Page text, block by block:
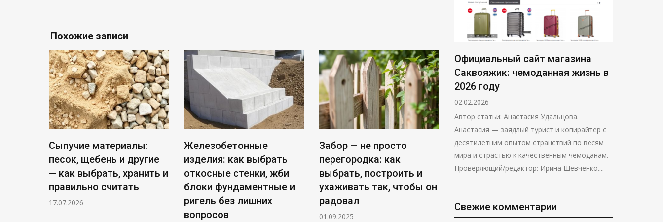
Похожие записи
Сыпучие материалы:
песок, щебень и другие
— как выбрать, хранить и
правильно считать
17.07.2026
Железобетонные
изделия: как выбрать
откосные стенки, жби
блоки фундаментные и
ригель без лишних
вопросов
Забор — не просто
перегородка: как
выбрать, построить и
ухаживать так, чтобы он
радовал
01.09.2025
Официальный сайт магазина
Саквояжик: чемоданная жизнь в
2026 году
02.02.2026
Автор статьи: Анастасия Удальцова.
Анастасия — заядлый турист и копирайтер с
десятилетним опытом странствий по весям
мира и страстью к качественным чемоданам.
Проверяющий/редактор: Ирина Шевченко....
Свежие комментарии